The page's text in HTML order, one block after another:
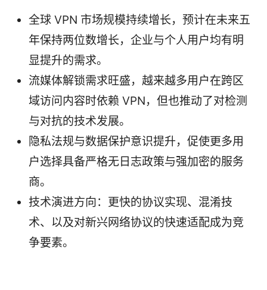
全球 VPN 市场规模持续增长，预计在未来五
年保持两位数增长，企业与个人用户均有明
显提升的需求。
流媒体解锁需求旺盛，越来越多用户在跨区
域访问内容时依赖 VPN，但也推动了对检测
与对抗的技术发展。
隐私法规与数据保护意识提升，促使更多用
户选择具备严格无日志政策与强加密的服务
商。
技术演进方向：更快的协议实现、混淆技
术、以及对新兴网络协议的快速适配成为竞
争要素。